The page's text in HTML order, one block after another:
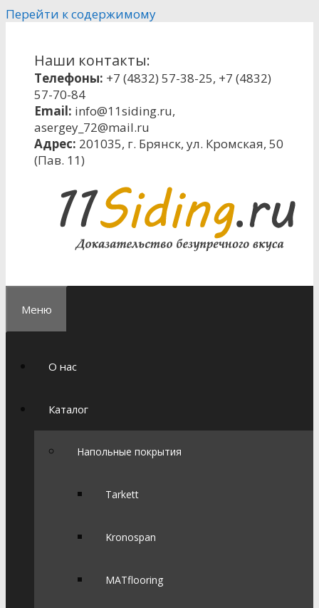
Перейти к содержимому
Наши контакты:
Телефоны: +7 (4832) 57-38-25, +7 (4832)
57-70-84
Email: info@11siding.ru,
asergey_72@mail.ru
Адрес: 201035, г. Брянск, ул. Кромская, 50
(Пав. 11)
Меню
О нас
Каталог
Напольные покрытия
Tarkett
Kronospan
MATflooring